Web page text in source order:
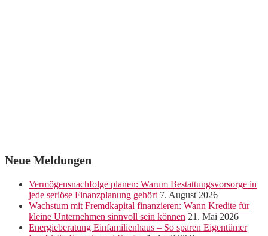
Neue Meldungen
Vermögensnachfolge planen: Warum Bestattungsvorsorge in
jede seriöse Finanzplanung gehört 7. August 2026
Wachstum mit Fremdkapital finanzieren: Wann Kredite für
kleine Unternehmen sinnvoll sein können 21. Mai 2026
Energieberatung Einfamilienhaus – So sparen Eigentümer